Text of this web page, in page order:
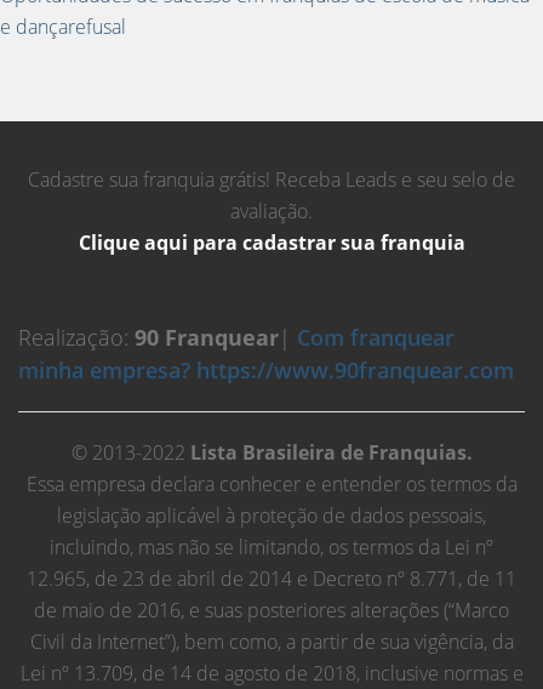
e dançarefusal
Cadastre sua franquia grátis! Receba Leads e seu selo de
avaliação.
Clique aqui para cadastrar sua franquia
Realização: 90 Franquear| Com franquear
minha empresa? https://www.90franquear.com
© 2013-2022 Lista Brasileira de Franquias.
Essa empresa declara conhecer e entender os termos da
legislação aplicável à proteção de dados pessoais,
incluindo, mas não se limitando, os termos da Lei nº
12.965, de 23 de abril de 2014 e Decreto nº 8.771, de 11
de maio de 2016, e suas posteriores alterações (“Marco
Civil da Internet”), bem como, a partir de sua vigência, da
Lei nº 13.709, de 14 de agosto de 2018, inclusive normas e